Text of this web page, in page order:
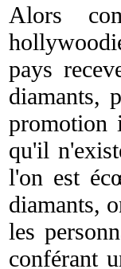
Alors
pays
diamants,
promotion
qu'il
l'on est
diamants,
les
conférant